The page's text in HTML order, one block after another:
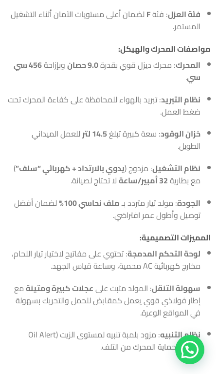
فئة العزل: فئةFلضمان أعلى مستويات الأمان أثناء التشغيل
المستمر.
مواصفات المحرك والهيكل:
المحرك: محرك ديزل قوي بقدرة9.0 حصان وبإزاحة
456 سي
سي.
نظام التبريد: تبريد بالهواء للمحافظة على كفاءة المحرك تحت
ضغط العمل.
خزان الوقود: سعة كبيرة تبلغ14.5 لتر
للعمل الميداني
الطويل.
نظام التشغيل: مزدوج (يدوي بالارتداد + كهربائي “سلف”)
مع بطارية32 أمبير/ساعة
لا تحتاج لصيانة.
الجودة: مولد تيار متردد بـملف نحاسي 100%
لضمان أفضل
توصيل وأطول عمر افتراضي.
المميزات التصميمية:
لوحة التحكم المدمجة: تحتوي على مفاتيح لاختيار تيار اللحام،
مخارج كهربائية AC محمية، وساعة قياس الجهد.
سهولة التنقل: المولد مثبت علىعجلات كبيرة ومتينةمع
إطار فولاذي قوي يعمل كمقابض للحمل والتحريك بسهولة
في المواقع الوعرة.
نظام التنبيه
: مزود بلمبة تنبيه لمستوى الزيت (Oil Alert
Lamp) لحماية المحرك من التلف.